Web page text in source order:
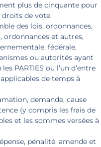
plus de cinquante pour
droits de vote.
des lois, ordonnances,
ordonnances et autres,
fédérale,
ou autorités ayant
PARTIES ou l’un d’entre
de temps à
demande, cause
(y compris les frais de
et les sommes versées à
pénalité, amende et